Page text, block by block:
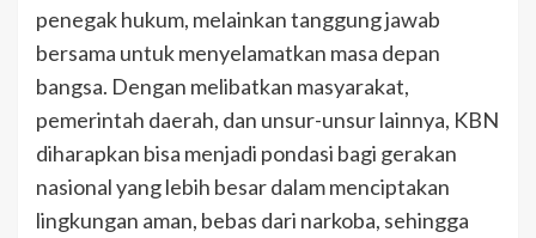
penegak hukum, melainkan tanggung jawab
bersama untuk menyelamatkan masa depan
bangsa. Dengan melibatkan masyarakat,
pemerintah daerah, dan unsur-unsur lainnya, KBN
diharapkan bisa menjadi pondasi bagi gerakan
nasional yang lebih besar dalam menciptakan
lingkungan aman, bebas dari narkoba, sehingga